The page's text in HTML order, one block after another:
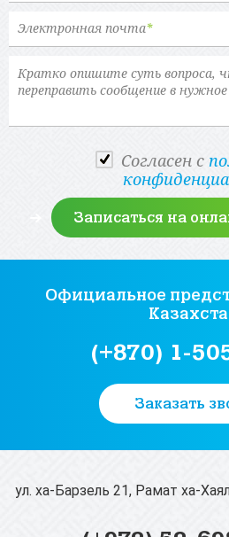
Электронная почта*
Cогласен с
Официальное
(+870) 1-
Заказать
ул. ха-Барзель 21, Рамат ха-